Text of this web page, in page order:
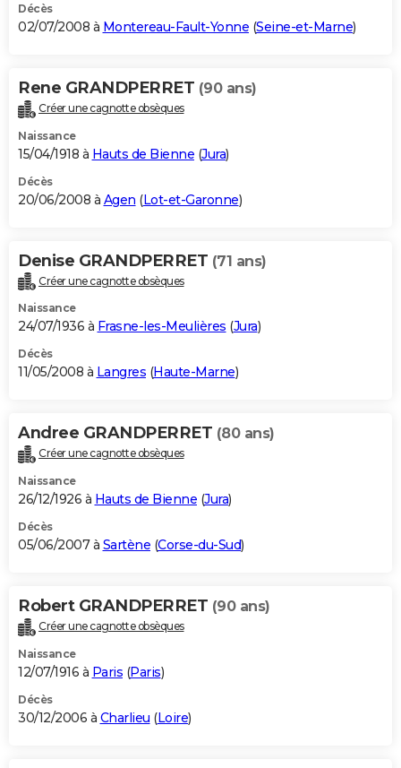
Décès
02/07/2008 à Montereau-Fault-Yonne (Seine-et-Marne)
Rene GRANDPERRET (90 ans)
Créer une cagnotte obsèques
Naissance
15/04/1918 à Hauts de Bienne (Jura)
Décès
20/06/2008 à Agen (Lot-et-Garonne)
Denise GRANDPERRET (71 ans)
Créer une cagnotte obsèques
Naissance
24/07/1936 à Frasne-les-Meulières (Jura)
Décès
11/05/2008 à Langres (Haute-Marne)
Andree GRANDPERRET (80 ans)
Créer une cagnotte obsèques
Naissance
26/12/1926 à Hauts de Bienne (Jura)
Décès
05/06/2007 à Sartène (Corse-du-Sud)
Robert GRANDPERRET (90 ans)
Créer une cagnotte obsèques
Naissance
12/07/1916 à Paris (Paris)
Décès
30/12/2006 à Charlieu (Loire)